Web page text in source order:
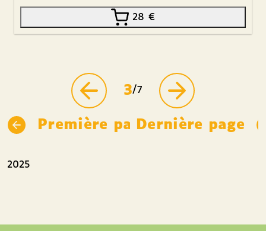
28 €
Première page
3/7
Dernière page
2025